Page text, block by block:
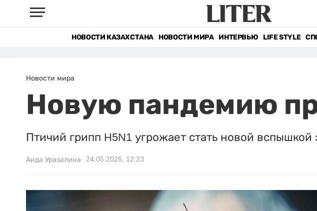
НОВОСТИ КАЗАХСТАНА НОВОСТИ МИРА ИНТЕРВЬЮ LIFE STYLE
Новости мира
Новую пандемию
Птичий грипп H5N1 угрожает стать новой вспышкой
Аида Уразалина 24.05.2025, 12:23